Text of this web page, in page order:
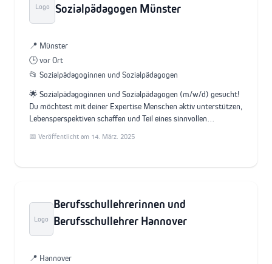
Logo
Sozialpädagogen Münster
📍 Münster
🕒 vor Ort
📂 Sozialpädagoginnen und Sozialpädagogen
🌟 Sozialpädagoginnen und Sozialpädagogen (m/w/d) gesucht!
Du möchtest mit deiner Expertise Menschen aktiv unterstützen,
Lebensperspektiven schaffen und Teil eines sinnvollen…
📅 Veröffentlicht am 14. März. 2025
Logo
Berufsschullehrerinnen und
Berufsschullehrer Hannover
📍 Hannover